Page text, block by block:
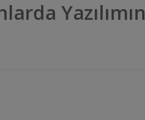
Yazılımın